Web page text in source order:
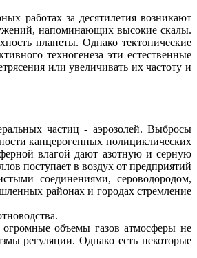
работах за десятилетия возникают
напоминающих высокие скалы.
планеты. Однако тектонические
техногенезаэти естественные
или увеличивать их частоту и
частиц - аэрозолей. Выбросы
канцерогенных полициклических
влагой дают азотную и серную
поступает в воздух от предприятий
соединениями, сероводородом,
районах и городах стремление
объемы газов атмосферы не
регуляции. Однако есть некоторые